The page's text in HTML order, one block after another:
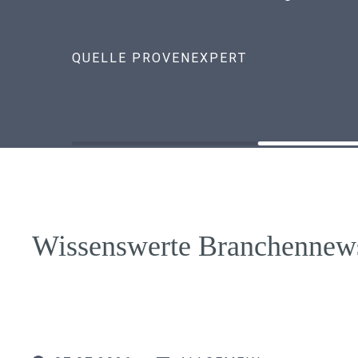
QUELLE PROVENEXPERT
Wissenswerte